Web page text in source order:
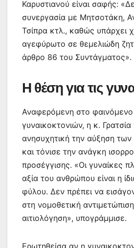
Καρυστιανού είναι σαφής:
συνεργασία με Μητσοτάκη,
Τσίπρα κτλ., καθώς υπάρχει
αγεφύρωτο σε θεμελιώδη
άρθρο 86 του Συντάγματος».
Η θέση για τις
Αναφερόμενη στο
γυναικοκτονιών, η κ.
ανησυχητική την αύξηση των
και τόνισε την ανάγκη
προσέγγισης. «Οι γυναίκες
αξία του ανθρώπου είναι η
φύλου. Δεν πρέπει να
στη νομοθετική
αιτιολόγηση», υπογράμμισε.